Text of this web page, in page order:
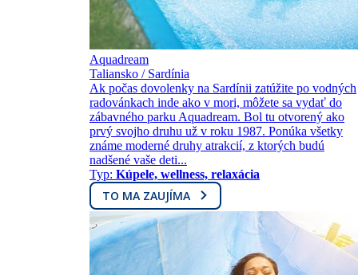
Aquadream
Taliansko / Sardínia
Ak počas dovolenky na Sardínii zatúžite po vodných
radovánkach inde ako v mori, môžete sa vydať do
zábavného parku Aquadream. Bol tu otvorený ako
prvý svojho druhu už v roku 1987. Ponúka všetky
známe moderné druhy atrakcií, z ktorých budú
nadšené vaše deti...
Typ: Kúpele, wellness, relaxácia
TO MA ZAUJÍMA